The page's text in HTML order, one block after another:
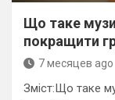
Що таке
покращити
7 месяцев ago
Зміст:Що таке